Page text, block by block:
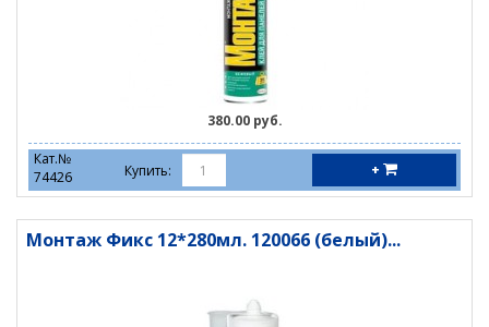
380.00 руб.
Кат.№
74426
Купить: +
Монтаж Фикс 12*280мл. 120066 (белый)...